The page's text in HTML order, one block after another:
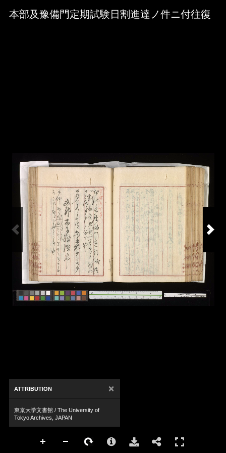
Media Viewer
本部及豫備門定期試験日割進達ノ件ニ付往復
ATTRIBUTION ×
東京大学文書館 / The University of
Tokyo Archives, JAPAN